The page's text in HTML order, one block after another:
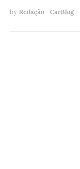
by Redação - CarBlog -